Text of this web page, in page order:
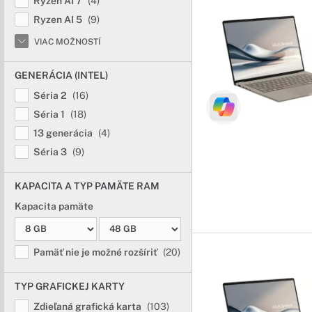
Ryzen AI 5 (9)
VIAC MOŽNOSTÍ
GENERÁCIA (INTEL)
Séria 2
(16)
Séria 1
(18)
13 generácia
(4)
Séria 3 (9)
KAPACITA A TYP PAMÄTE RAM
Kapacita pamäte
Pamäť nie je možné rozšíriť (20)
TYP GRAFICKEJ KARTY
Zdieľaná grafická karta
(103)